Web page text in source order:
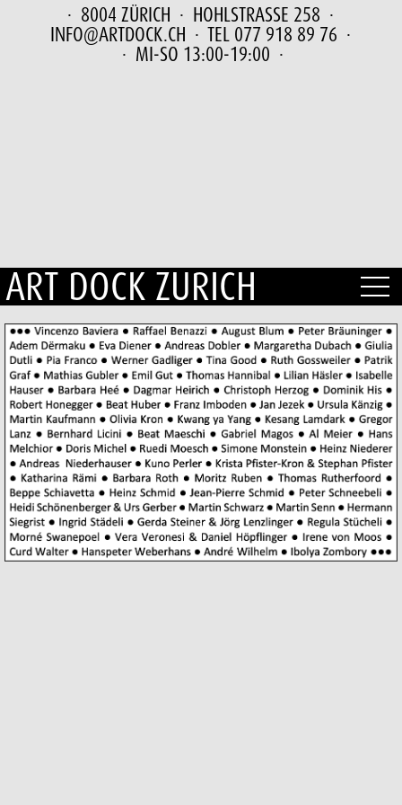
· 8004 ZÜRICH · HOHLSTRASSE 258 ·
INFO@ARTDOCK.CH · TEL 077 918 89 76 ·
· MI-SO 13:00-19:00 ·
ART DOCK ZURICH